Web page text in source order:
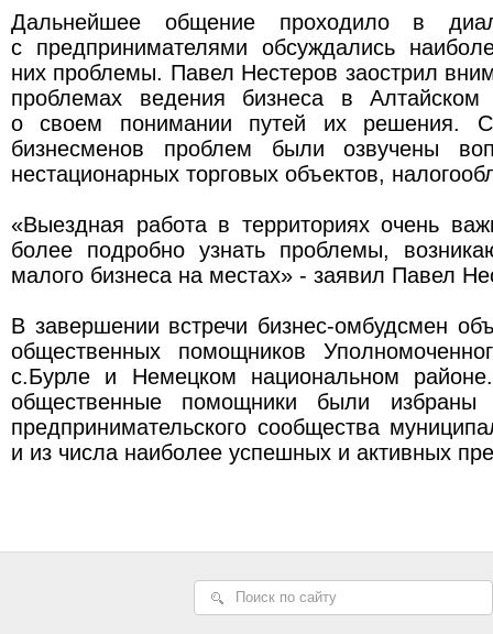
Дальнейшее общение проходило в
с предпринимателями обсуждались
них проблемы. Павел Нестеров заострил
проблемах ведения бизнеса в
о своем понимании путей их решения.
бизнесменов проблем были озвучены
нестационарных торговых объектов,
«Выездная работа в территориях очень
более подробно узнать проблемы,
малого бизнеса на местах» - заявил Павел
В завершении встречи бизнес-омбудсмен
общественных помощников
с.Бурле и Немецком национальном
общественные помощники были
предпринимательского сообщества
и из числа наиболее успешных и активных